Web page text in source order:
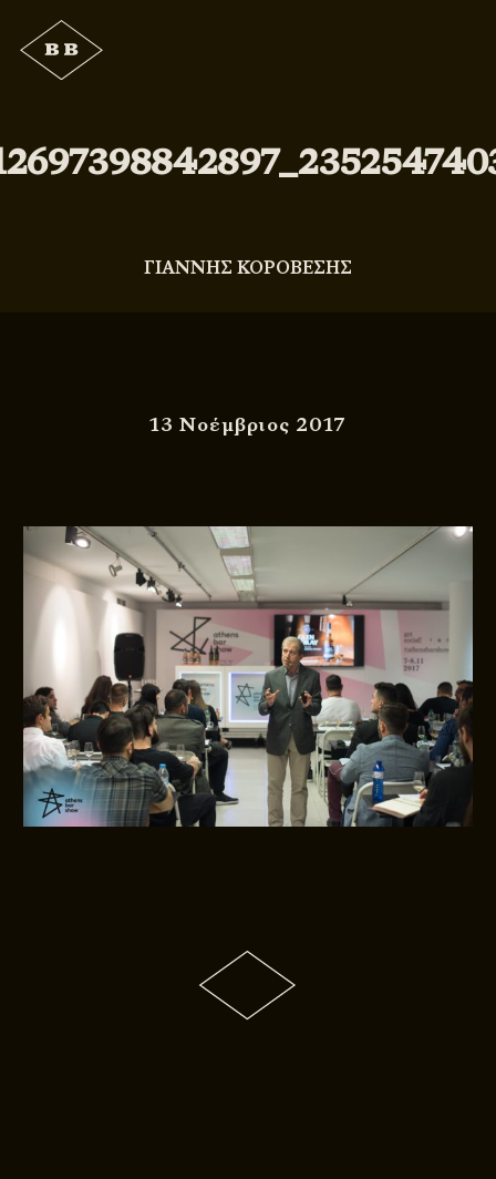
ΓΙΑΝΝΗΣ ΚΟΡΟΒΕΣΗΣ
13 Νοέμβριος 2017